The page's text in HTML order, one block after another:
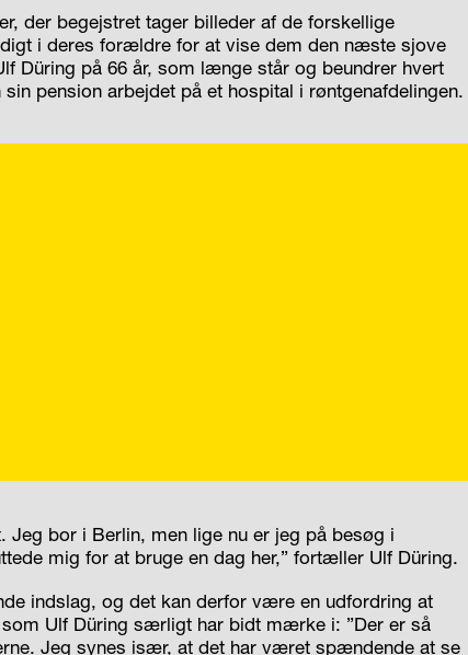
der begejstret tager billeder af de forskellige
i deres forældre for at vise dem den næste sjove
Düring på 66 år, som længe står og beundrer hvert
pension arbejdet på et hospital i røntgenafdelingen.
Jeg bor i Berlin, men lige nu er jeg på besøg i
mig for at bruge en dag her,” fortæller Ulf Düring.
indslag, og det kan derfor være en udfordring at
Ulf Düring særligt har bidt mærke i: ”Der er så
Jeg synes især, at det har været spændende at se